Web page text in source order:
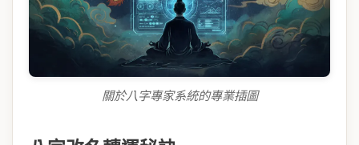
關於八字專家系統的專業插圖